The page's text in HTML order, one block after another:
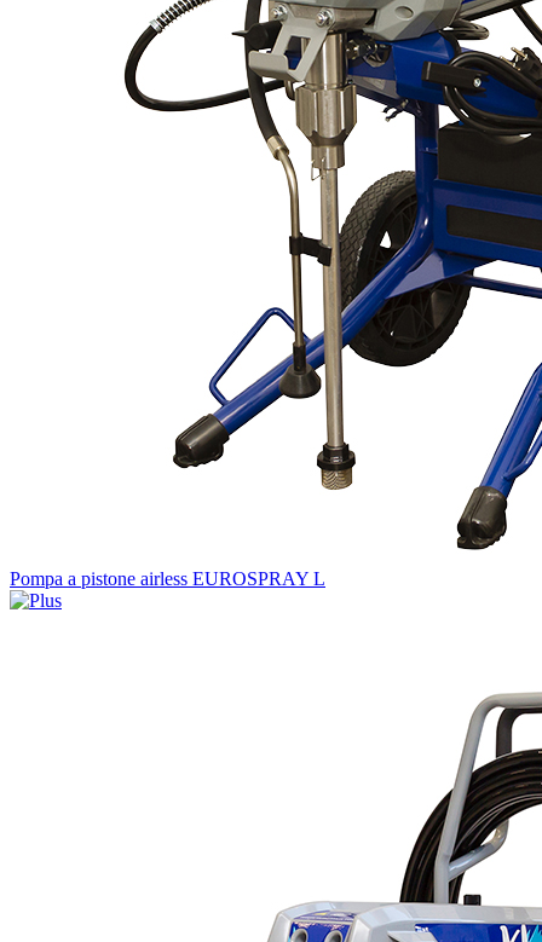
Pompa a pistone airless EUROSPRAY L